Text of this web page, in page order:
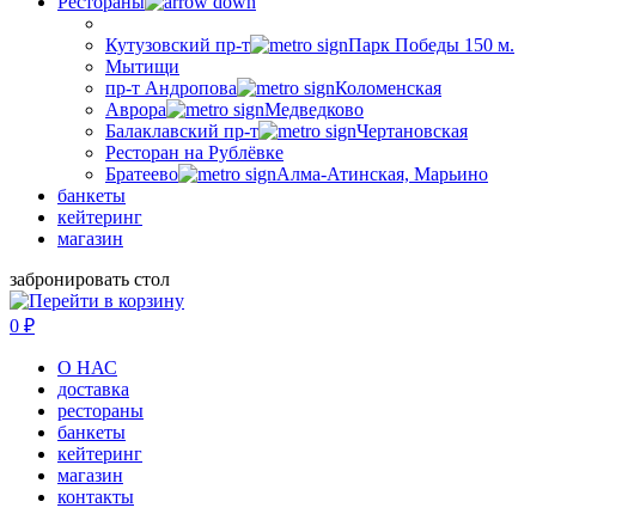
Кутузовский пр-т
Парк Победы 150 м.
Мытищи
пр-т Андропова
Коломенская
Аврора
Медведково
Балаклавский пр-т
Чертановская
Ресторан на Рублёвке
Братеево
Алма-Атинская, Марьино
банкеты
кейтеринг
магазин
забронировать стол
0 ₽
О НАС
доставка
рестораны
банкеты
кейтеринг
магазин
контакты